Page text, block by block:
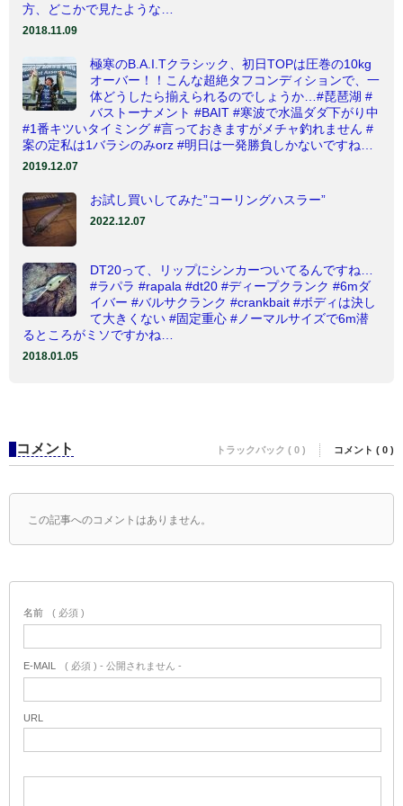
方、どこかで見たような…
2018.11.09
極寒のB.A.I.Tクラシック、初日TOPは圧巻の10kg
オーバー！！こんな超絶タフコンディションで、一
体どうしたら揃えられるのでしょうか…#琵琶湖 #
バストーナメント #BAIT #寒波で水温ダダ下がり中
#1番キツいタイミング #言っておきますがメチャ釣れません #
案の定私は1バラシのみorz #明日は一発勝負しかないですね…
2019.12.07
お試し買いしてみた”コーリングハスラー”
2022.12.07
DT20って、リップにシンカーついてるんですね…
#ラパラ #rapala #dt20 #ディープクランク #6mダ
イバー #バルサクランク #crankbait #ボディは決し
て大きくない #固定重心 #ノーマルサイズで6m潜
るところがミソですかね…
2018.01.05
コメント トラックバック ( 0 ) コメント ( 0 )
この記事へのコメントはありません。
名前 ( 必須 )
E-MAIL ( 必須 ) - 公開されません -
URL